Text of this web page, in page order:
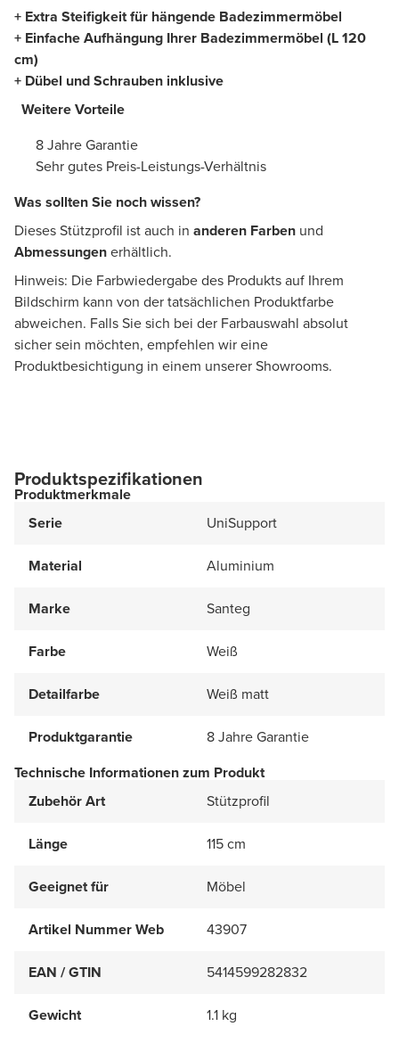
+ Extra Steifigkeit für hängende Badezimmermöbel
+ Einfache Aufhängung Ihrer Badezimmermöbel (L 120
cm)
+ Dübel und Schrauben inklusive
Weitere Vorteile
8 Jahre Garantie
Sehr gutes Preis-Leistungs-Verhältnis
Was sollten Sie noch wissen? ​
Dieses Stützprofil ist auch in anderen Farben und
Abmessungenerhältlich.
Hinweis: Die Farbwiedergabe des Produkts auf Ihrem
Bildschirm kann von der tatsächlichen Produktfarbe
abweichen. Falls Sie sich bei der Farbauswahl absolut
sicher sein möchten, empfehlen wir eine
Produktbesichtigung in einem unserer Showrooms.
Produktspezifikationen
Produktmerkmale
Serie
UniSupport
Material Aluminium
Marke Santeg
Farbe Weiß
Detailfarbe Weiß matt
Produktgarantie
8 Jahre Garantie
Technische Informationen zum Produkt
Zubehör Art
Stützprofil
Länge 115 cm
Geeignet für Möbel
Artikel Nummer Web 43907
EAN / GTIN 5414599282832
Gewicht 1.1 kg